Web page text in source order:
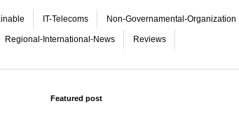
IT-Telecoms Non-Governamental-Organization
Regional-International-News Reviews
Featured post